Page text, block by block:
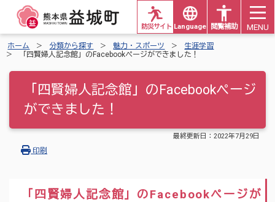
Languages 閲覧補助
防災サイト MENU
ホーム 分類から探す 魅力・スポーツ
生涯学習
「四賢婦人記念館」のFacebookページができました！
「四賢婦人記念館」のFacebookページ
ができました！
最終更新日： 2022年7月29日
印刷
「四賢婦人記念館」のFacebookページが